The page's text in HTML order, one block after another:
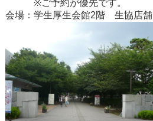
※ご予約が優先です。
会場：学生厚生会館2階 生協店舗